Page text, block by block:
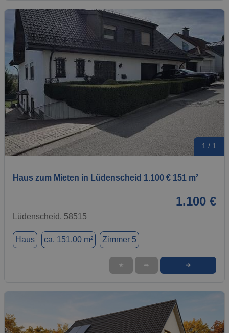
1 / 1
Haus zum Mieten in Lüdenscheid 1.100 € 151 m²
1.100 €
Lüdenscheid, 58515
Haus ca. 151,00 m² Zimmer 5
★ ➦ ➜